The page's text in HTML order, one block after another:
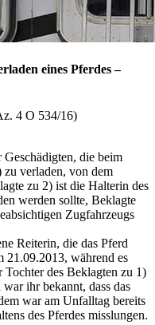
eines Pferdes –
4 O 534/16)
die beim
zu verladen, von dem
zu 2) ist die Halterin des
werden sollte, Beklagte
Zugfahrzeugs
Reiterin, die das Pferd
21.09.2013, während es
des Beklagten zu 1)
ihr bekannt, dass das
war am Unfalltag bereits
des Pferdes misslungen.